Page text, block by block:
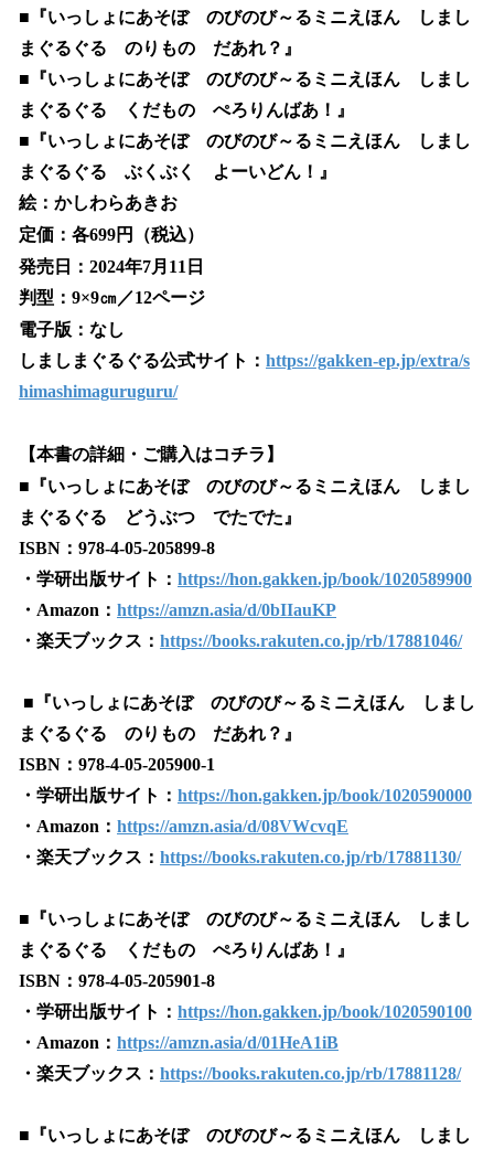
■『いっしょにあそぼ のびのび～るミニえほん しまし
まぐるぐる のりもの だあれ？』
■『いっしょにあそぼ のびのび～るミニえほん しまし
まぐるぐる くだもの ぺろりんばあ！』
■『いっしょにあそぼ のびのび～るミニえほん しまし
まぐるぐる ぶくぶく よーいどん！』
絵：かしわらあきお
定価：各699円（税込）
発売日：2024年7月11日
判型：9×9㎝／12ページ
電子版：なし
しましまぐるぐる公式サイト： https://gakken-ep.jp/extra/s
himashimaguruguru/
【本書の詳細・ご購入はコチラ】
■『いっしょにあそぼ のびのび～るミニえほん しまし
まぐるぐる どうぶつ でたでた』
ISBN：978-4-05-205899-8
・学研出版サイト： https://hon.gakken.jp/book/1020589900
・Amazon： https://amzn.asia/d/0bIIauKP
・楽天ブックス： https://books.rakuten.co.jp/rb/17881046/
■『いっしょにあそぼ のびのび～るミニえほん しまし
まぐるぐる のりもの だあれ？』
ISBN：978-4-05-205900-1
・学研出版サイト： https://hon.gakken.jp/book/1020590000
・Amazon： https://amzn.asia/d/08VWcvqE
・楽天ブックス： https://books.rakuten.co.jp/rb/17881130/
■『いっしょにあそぼ のびのび～るミニえほん しまし
まぐるぐる くだもの ぺろりんばあ！』
ISBN：978-4-05-205901-8
・学研出版サイト： https://hon.gakken.jp/book/1020590100
・Amazon： https://amzn.asia/d/01HeA1iB
・楽天ブックス： https://books.rakuten.co.jp/rb/17881128/
■『いっしょにあそぼ のびのび～るミニえほん しまし